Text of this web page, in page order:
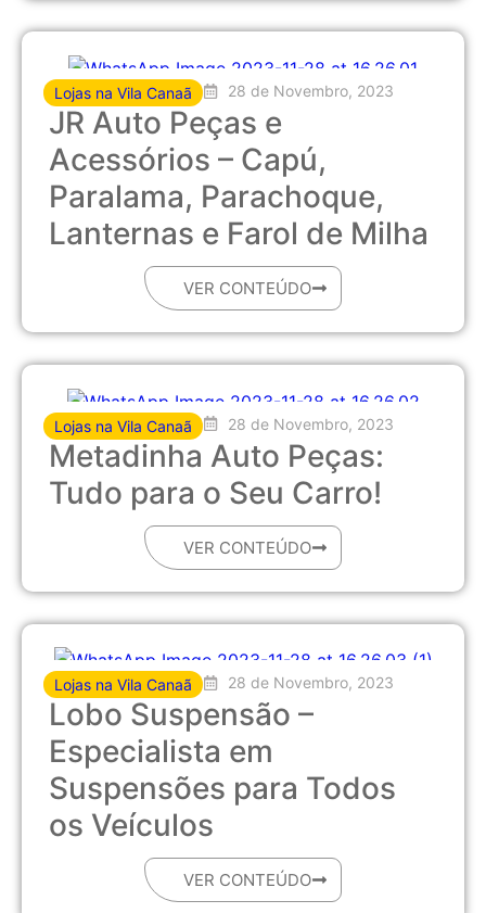
Lojas na Vila Canaã 28 de Novembro, 2023
JR Auto Peças e
Acessórios – Capú,
Paralama, Parachoque,
Lanternas e Farol de Milha
VER CONTEÚDO
Lojas na Vila Canaã 28 de Novembro, 2023
Metadinha Auto Peças:
Tudo para o Seu Carro!
VER CONTEÚDO
Lojas na Vila Canaã 28 de Novembro, 2023
Lobo Suspensão –
Especialista em
Suspensões para Todos
os Veículos
VER CONTEÚDO